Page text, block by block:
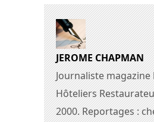
JEROME CHAPMAN
Journaliste magazine
Hôteliers
2000. Reportages :